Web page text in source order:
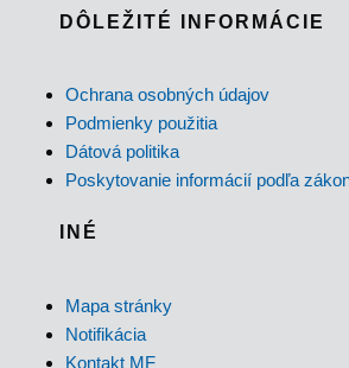
DÔLEŽITÉ INFORMÁCIE
Ochrana osobných údajov
Podmienky použitia
Dátová politika
Poskytovanie informácií podľa
INÉ
Mapa stránky
Notifikácia
Kontakt MF